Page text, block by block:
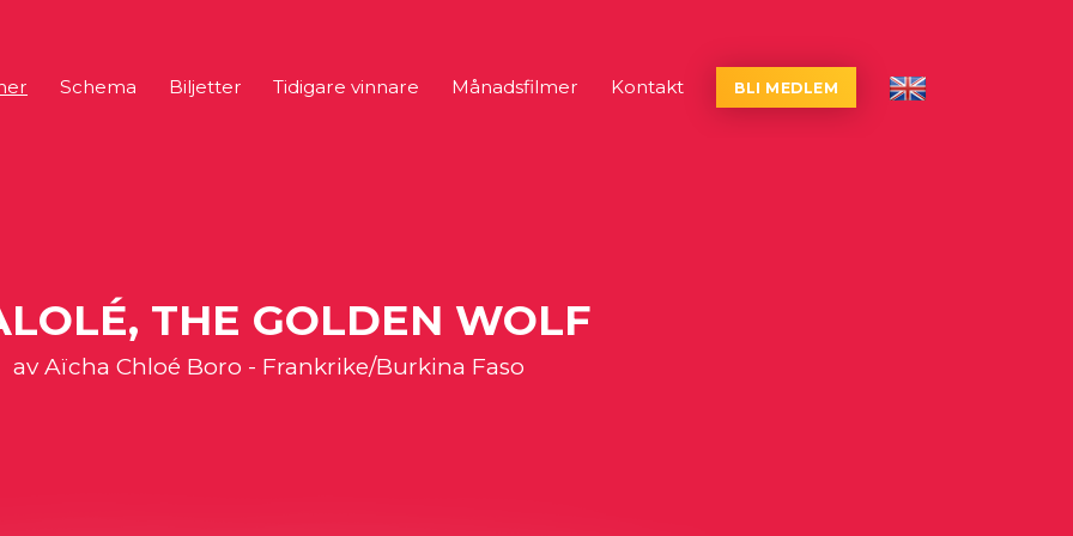
Schema Biljetter Tidigare vinnare Månadsfilmer Kontakt BLI MEDLEM
THE GOLDEN WOLF
av Aïcha Chloé Boro - Frankrike/Burkina Faso